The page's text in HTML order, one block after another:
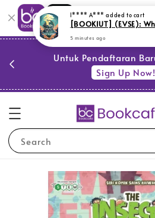
Shopping: Track
Your Trusted Shops
Untuk Pendaftaran
Sign Up Now!
Search
I**** A*** added to cart
5 minutes ago